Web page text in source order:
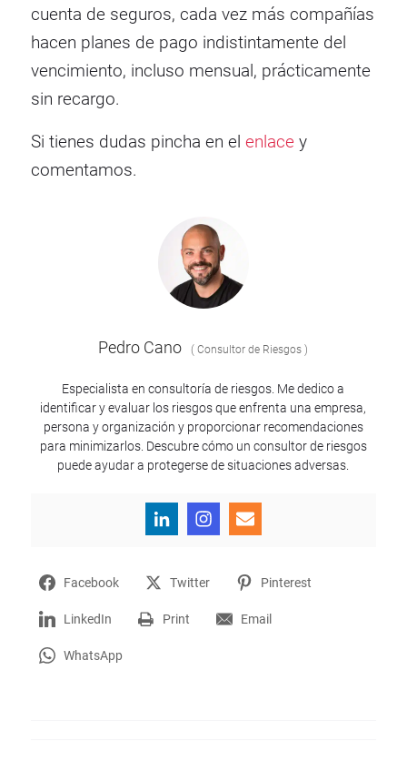
cuenta de seguros, cada vez más compañías
hacen planes de pago indistintamente del
vencimiento, incluso mensual, prácticamente
sin recargo.
Si tienes dudas pincha en el enlace y
comentamos.
Pedro Cano ( Consultor de Riesgos )
Especialista en consultoría de riesgos. Me dedico a
identificar y evaluar los riesgos que enfrenta una empresa,
persona y organización y proporcionar recomendaciones
para minimizarlos. Descubre cómo un consultor de riesgos
puede ayudar a protegerse de situaciones adversas.
Facebook Twitter Pinterest
LinkedIn Print Email
WhatsApp